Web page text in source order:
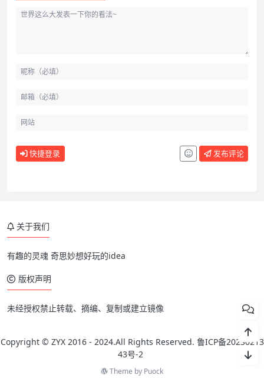
快捷登录 发布评论
关于我们
有趣的灵魂 奇思妙想好玩的idea
版权声明
未经授权禁止转载、摘编、复制或建立镜像
Copyright © ZYX 2016 - 2024.All Rights Reserved. 鲁ICP备20230213
43号-2
Theme by Puock